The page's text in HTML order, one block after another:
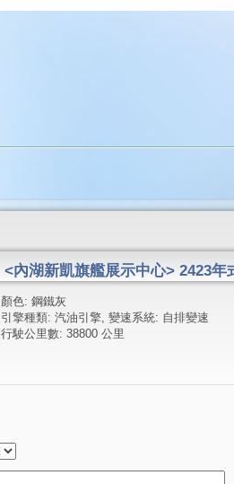
<內湖新凱旗艦展示中心> 2423
顏色: 鋼鐵灰
引擎種類: 汽油引擎, 變速系統: 自排變速
行駛公里數: 38800 公里